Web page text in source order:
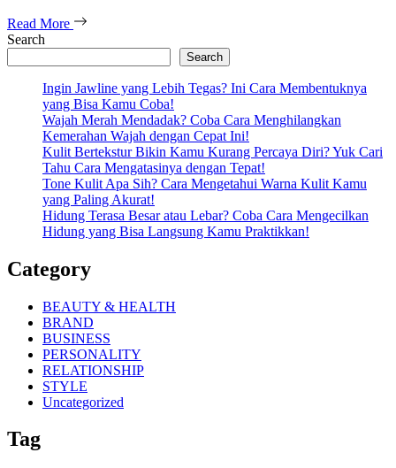
Read More
Search
Search
Ingin Jawline yang Lebih Tegas? Ini Cara Membentuknya
yang Bisa Kamu Coba!
Wajah Merah Mendadak? Coba Cara Menghilangkan
Kemerahan Wajah dengan Cepat Ini!
Kulit Bertekstur Bikin Kamu Kurang Percaya Diri? Yuk Cari
Tahu Cara Mengatasinya dengan Tepat!
Tone Kulit Apa Sih? Cara Mengetahui Warna Kulit Kamu
yang Paling Akurat!
Hidung Terasa Besar atau Lebar? Coba Cara Mengecilkan
Hidung yang Bisa Langsung Kamu Praktikkan!
Category
BEAUTY & HEALTH
BRAND
BUSINESS
PERSONALITY
RELATIONSHIP
STYLE
Uncategorized
Tag